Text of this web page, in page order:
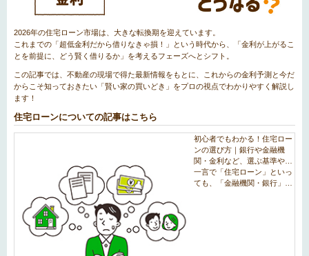
2026年の住宅ローン市場は、大きな転換期を迎えています。
これまでの「超低金利だから借りなきゃ損！」という時代から、「金利が上がるこ
とを前提に、どう賢く借りるか」を考えるフェーズへとシフト。
この記事では、不動産の現場で得た最新情報をもとに、これからの金利予測と今だ
からこそ知っておきたい「賢い家の買いどき」をプロの視点でわかりやすく解説し
ます！
住宅ローンについての記事はこちら